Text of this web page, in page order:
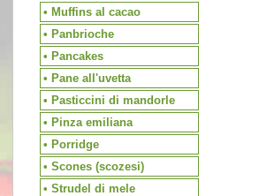
• Muffins al cacao
• Panbrioche
• Pancakes
• Pane all'uvetta
• Pasticcini di mandorle
• Pinza emiliana
• Porridge
• Scones (scozesi)
• Strudel di mele